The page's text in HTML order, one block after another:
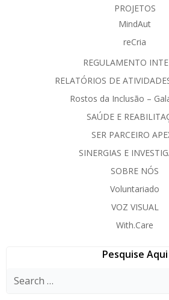
PROJETOS
MindAut
reCria
REGULAMENTO
RELATÓRIOS DE
Rostos da Inclusão –
SAÚDE E
SER PARCEIRO
SINERGIAS E
SOBRE NÓS
Voluntariado
VOZ VISUAL
With.Care
Pesquise Aqui